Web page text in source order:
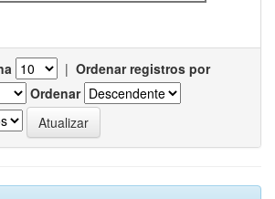
| Ordenar registros por
Ordenar